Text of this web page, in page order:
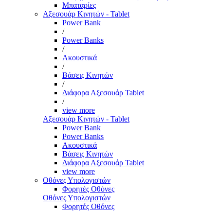
Μπαταρίες
Αξεσουάρ Κινητών - Tablet
Power Bank
/
Power Banks
/
Ακουστικά
/
Βάσεις Κινητών
/
Διάφορα Αξεσουάρ Tablet
/
view more
Αξεσουάρ Κινητών - Tablet
Power Bank
Power Banks
Ακουστικά
Βάσεις Κινητών
Διάφορα Αξεσουάρ Tablet
view more
Οθόνες Υπολογιστών
Φορητές Οθόνες
Οθόνες Υπολογιστών
Φορητές Οθόνες